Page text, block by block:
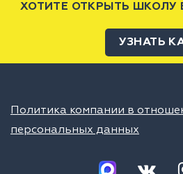
ХОТИТЕ ОТКРЫТЬ ШКОЛУ
УЗНАТЬ
Политика компании в
персональных данных